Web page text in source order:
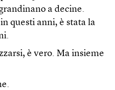
a decine.
questi anni, è stata la
è vero. Ma insieme